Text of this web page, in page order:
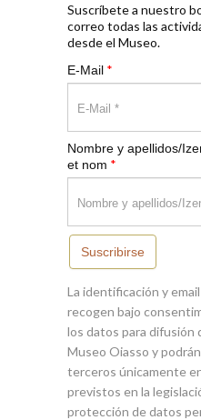
Suscríbete a nuestro
correo todas las
desde el Museo.
E-Mail *
Nombre y apellidos/
et nom *
Suscribirse
La identificación y
recogen bajo
los datos para difusión
Museo Oiasso y
terceros únicamente
previstos en la
protección de datos